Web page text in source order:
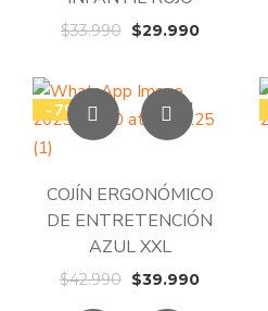
$33.990 El
original
era:
$33.990.
$29.990El
-7%
COJÍN ERGONÓMICO
DE ENTRETENCIÓN
AZUL XXL
$42.990 El
$39.990El